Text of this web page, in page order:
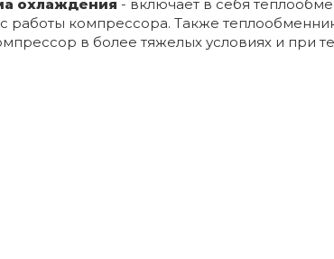
охлаждения - включает в себя
работы компрессора. Также
в более тяжелых условиях и при